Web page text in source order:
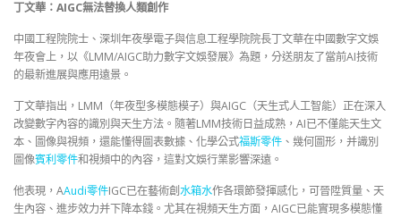
丁文華： AIGC無法替換人類創作
中國工程院院士、深圳年夜學電子與信息工程學院院長丁文華在中國數字文娛
年夜會上，以《LMM/AIGC助力數字文娛發展》為題，分送朋友了當前AI技術
的最新進展與應用遠景。
丁文華指出，LMM（年夜型多模態模子）與AIGC（天生式人工智能）正在深入
改變數字內容的識別與天生方法。隨著LMM技術日益成熟，AI已不僅能天生文
本、圖像與視頻，還能懂得圖表數據、化學公式福斯零件 、幾何圖形，并識別
圖像賓利零件和視頻中的內容，這對文娛行業影響深遠。
他表現，AAudi零件IGC已在藝術創水箱水作各環節發揮感化，可晉陞質量、天
生內容、進步效力并下降本錢。尤其在視頻天生方面，AIGC已能實現多模態懂